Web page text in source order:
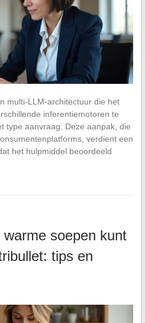
multi-LLM-architectuur die het
inferentiemotoren te
type aanvraag. Deze aanpak, die
verdient een
het hulpmiddel beoordeeld
soepen kunt
tips en